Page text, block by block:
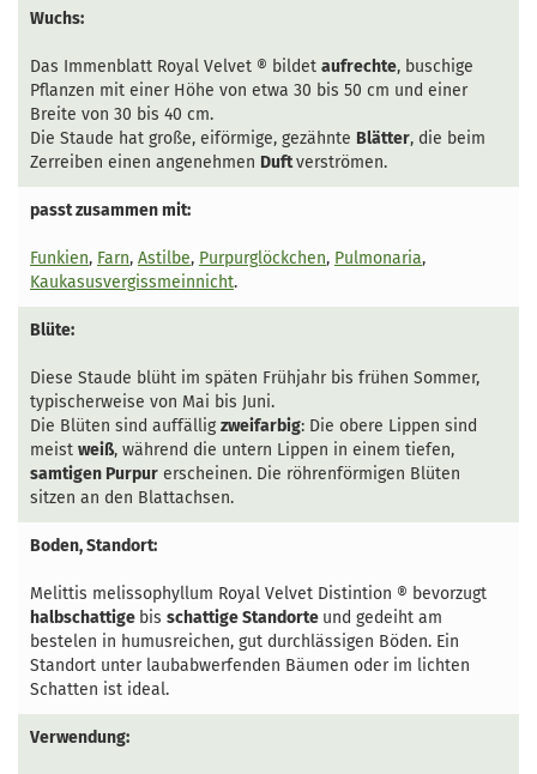
Wuchs:
Das Immenblatt Royal Velvet ® bildet aufrechte, buschige
Pflanzen mit einer Höhe von etwa 30 bis 50 cm und einer
Breite von 30 bis 40 cm.
Die Staude hat große, eiförmige, gezähnte Blätter, die beim
Zerreiben einen angenehmen Duftverströmen.
passt zusammen mit:
Funkien, Farn, Astilbe, Purpurglöckchen, Pulmonaria,
Kaukasusvergissmeinnicht.
Blüte:
Diese Staude blüht im späten Frühjahr bis frühen Sommer,
typischerweise von Mai bis Juni.
Die Blüten sind auffälligzweifarbig: Die obere Lippen sind
meist weiß, während die untern Lippen in einem tiefen,
samtigen Purpur erscheinen. Die röhrenförmigen Blüten
sitzen an den Blattachsen.
Boden, Standort:
Melittis melissophyllum Royal Velvet Distintion ® bevorzugt
halbschattige bis schattige Standorte und gedeiht am
bestelen in humusreichen, gut durchlässigen Böden. Ein
Standort unter laubabwerfenden Bäumen oder im lichten
Schatten ist ideal.
Verwendung: